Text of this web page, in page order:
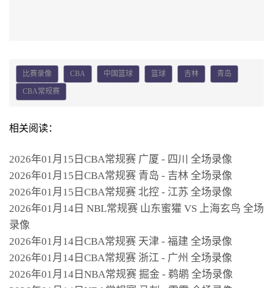
比赛录像 CBA 中国篮球 篮球 吉林 青岛
CBA常规赛
相关阅读：
2026年01月15日CBA常规赛 广厦 - 四川 全场录像
2026年01月15日CBA常规赛 青岛 - 吉林 全场录像
2026年01月15日CBA常规赛 北控 - 江苏 全场录像
2026年01月14日 NBL常规赛 山东蜜獾 VS 上海玄鸟 全场
录像
2026年01月14日CBA常规赛 天津 - 福建 全场录像
2026年01月14日CBA常规赛 浙江 - 广州 全场录像
2026年01月14日NBA常规赛 掘金 - 鹈鹕 全场录像